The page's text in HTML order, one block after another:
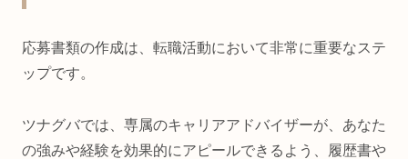
応募書類の作成は、転職活動において非常に重要なステ
ップです。
ツナグバでは、専属のキャリアアドバイザーが、あなた
の強みや経験を効果的にアピールできるよう、履歴書や